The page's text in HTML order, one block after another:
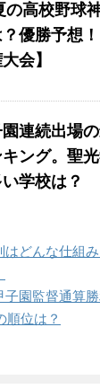
高校野球
優勝予想
会】
連続出場
ング。聖
学校は？
はどんな仕組
園監督通算
順位は？